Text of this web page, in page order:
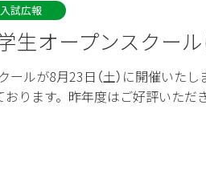
入試広報
オープンスクール
ールが8月23日（土）に開催いた
ります。昨年度はご好評いただ